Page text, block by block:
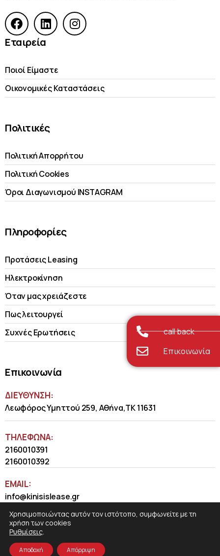
Εταιρεία
Ποιοί Είμαστε
Οικονομικές Kαταστάσεις
Πολιτικές
Πολιτική Απορρήτου
Πολιτική Cookies
Όροι Διαγωνισμού INSTAGRAM
Πληροφορίες
Προτάσεις Leasing
Ηλεκτροκίνηση
Όταν μας χρειάζεστε
Πως λειτουργεί
Συχνές Ερωτήσεις
Επικοινωνία
ΔΙΕΥΘΥΝΣΗ:
Λεωφόρος Υμηττού 259, Αθήνα,ΤΚ 11631
ΤΗΛΈΦΩΝΑ:
2160010391
2160010392
EMAIL:
info@kinisislease.gr
call back
Επικοινωνία
Χρησιμοποιώντας αυτόν τον ιστότοπο, συμφωνείτε με τη
χρήση των cookies
Ρυθμίσεις.
Αποδοχή Απόρριψη